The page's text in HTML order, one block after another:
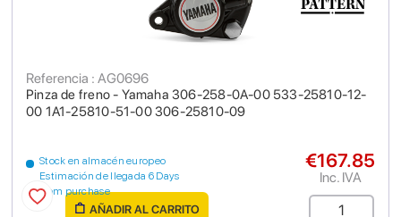
Pinza de freno - Yamaha 306-258-0A-00 533-25810-12-
00 1A1-25810-51-00 306-25810-09
Referencia : AG0696
Stock en almacén europeo
Estimación de llegada 6 Days
from purchase
€167.85
Inc. IVA
AÑADIR AL CARRITO